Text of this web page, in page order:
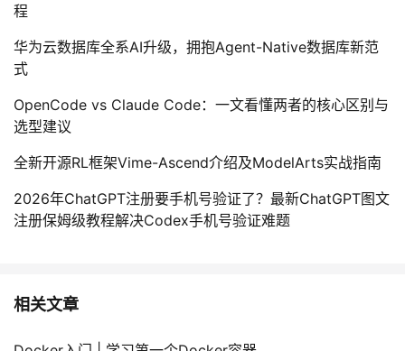
程
华为云数据库全系AI升级，拥抱Agent-Native数据库新范
式
OpenCode vs Claude Code：一文看懂两者的核心区别与
选型建议
全新开源RL框架Vime-Ascend介绍及ModelArts实战指南
2026年ChatGPT注册要手机号验证了？最新ChatGPT图文
注册保姆级教程解决Codex手机号验证难题
相关文章